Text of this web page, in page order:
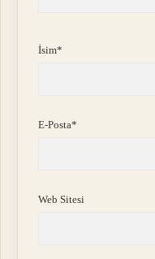
İsim*
E-Posta*
Web Sitesi